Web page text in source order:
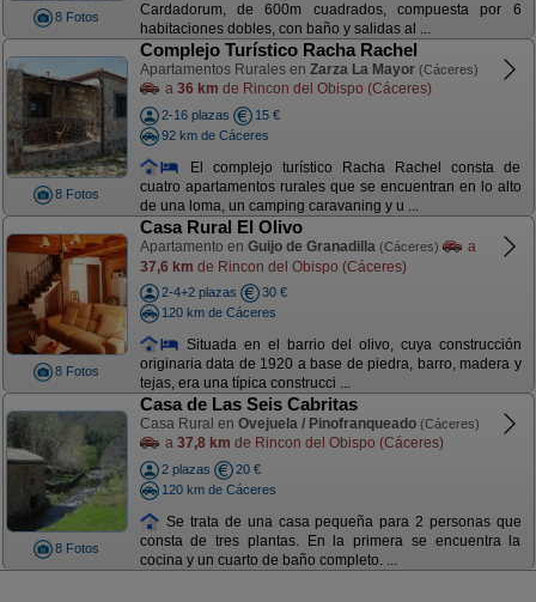
8 Fotos
Cardadorum, de 600m cuadrados, compuesta por 6
habitaciones dobles, con baño y salidas al ...
8 Fotos
Complejo Turístico Racha Rachel
Apartamentos Rurales en Zarza La Mayor (Cáceres)
a 36 km de Rincon del Obispo (Cáceres)
2-16 plazas
15 €
92 km de Cáceres
El complejo turístico Racha Rachel consta de
cuatro apartamentos rurales que se encuentran en lo alto
de una loma, un camping caravaning y u ...
8 Fotos
Casa Rural El Olivo
Apartamento en Guijo de Granadilla (Cáceres)
a
37,6 km de Rincon del Obispo (Cáceres)
2-4+2 plazas
30 €
120 km de Cáceres
Situada en el barrio del olivo, cuya construcción
originaria data de 1920 a base de piedra, barro, madera y
tejas, era una típica construcci ...
8 Fotos
Casa de Las Seis Cabritas
Casa Rural en Ovejuela / Pinofranqueado (Cáceres)
a 37,8 km de Rincon del Obispo (Cáceres)
2 plazas
20 €
120 km de Cáceres
Se trata de una casa pequeña para 2 personas que
consta de tres plantas. En la primera se encuentra la
cocina y un cuarto de baño completo. ...